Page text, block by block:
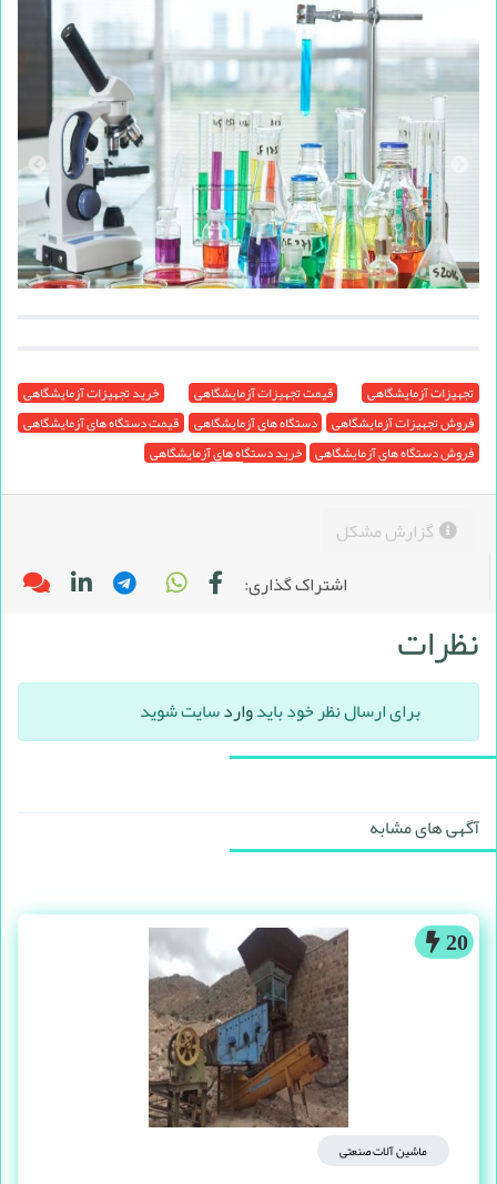
تجهیزات آزمایشگاهی قیمت تجهیزات آزمایشگاهی
خرید تجهیزات آزمایشگاهی
فروش تجهیزات آزمایشگاهی دستگاه های آزمایشگاهی قیمت دستگاه های آزمایشگاهی
فروش دستگاه های آزمایشگاهی خرید دستگاه های آزمایشگاهی
گزارش مشکل
اشتراک گذاری:
نظرات
برای ارسال نظر خود بایدواردسایت شوید
آگهی های مشابه
20
ماشین آلات صنعتی